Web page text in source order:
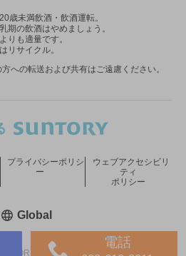
電話
歳未満飲酒・飲酒運転。
期の飲酒はやめましょう。
りも適量です。
リサイクル。
への転送および共有はご遠慮ください。
HOLDINGS LIMITED.
プライバシーポリシ
ー
ウェブアクセシビリ
ティ
ポリシー
Global新しいウィンドウで開く